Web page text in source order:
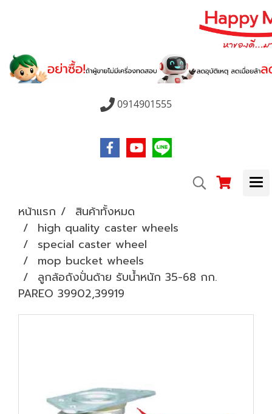
0914901555
หน้าแรก
สินค้าทั้งหมด
high quality caster wheels
special caster wheel
mop bucket wheels
ลูกล้อถังปั่นด้าย รับน้ำหนัก 35-68 กก.
PAREO 39902,39919